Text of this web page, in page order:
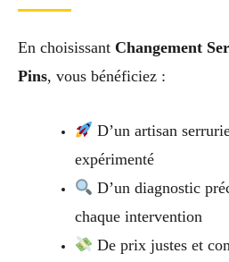
En choisissant Changement
Pins, vous bénéficiez :
D’un artisan
expérimenté
D’un diagnostic
chaque intervention
De prix justes et